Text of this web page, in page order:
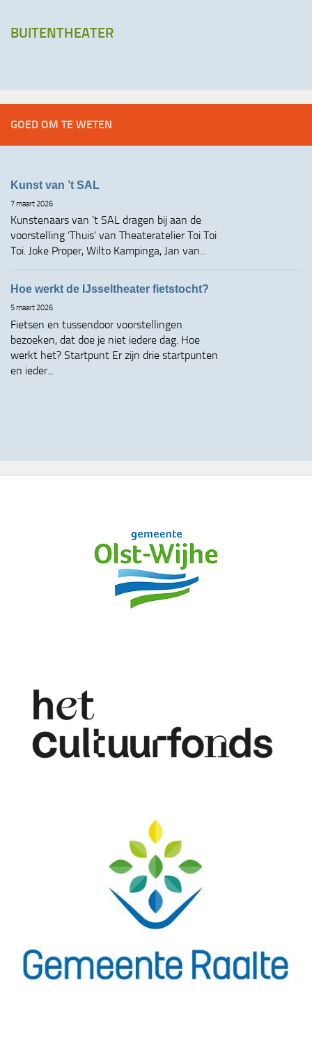
BUITENTHEATER
GOED OM TE WETEN
Kunst van ’t SAL
7 maart 2026
Kunstenaars van ’t SAL dragen bij aan de
voorstelling ‘Thuis’ van Theateratelier Toi Toi
Toi. Joke Proper, Wilto Kampinga, Jan van...
Hoe werkt de IJsseltheater fietstocht?
5 maart 2026
Fietsen en tussendoor voorstellingen
bezoeken, dat doe je niet iedere dag. Hoe
werkt het? Startpunt Er zijn drie startpunten
en ieder...